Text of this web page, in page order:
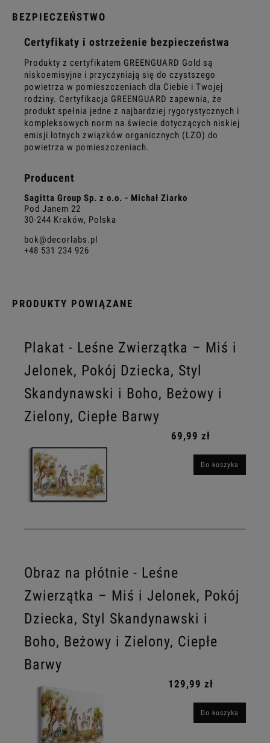
BEZPIECZEŃSTWO
Certyfikaty i ostrzeżenie bezpieczeństwa
Produkty z certyfikatem GREENGUARD Gold są
niskoemisyjne i przyczyniają się do czystszego
powietrza w pomieszczeniach dla Ciebie i Twojej
rodziny. Certyfikacja GREENGUARD zapewnia, że ​​
produkt spełnia jedne z najbardziej rygorystycznych i
kompleksowych norm na świecie dotyczących niskiej
emisji lotnych związków organicznych (LZO) do
powietrza w pomieszczeniach.
Producent
Sagitta Group Sp. z o.o. - Michał Ziarko
Pod Janem 22
30-244 Kraków, Polska
bok@decorlabs.pl
+48 531 234 926
PRODUKTY POWIĄZANE
Plakat - Leśne Zwierzątka – Miś i
Jelonek, Pokój Dziecka, Styl
Skandynawski i Boho, Beżowy i
Zielony, Ciepłe Barwy
69,99 zł
Do koszyka
Obraz na płótnie - Leśne
Zwierzątka – Miś i Jelonek, Pokój
Dziecka, Styl Skandynawski i
Boho, Beżowy i Zielony, Ciepłe
Barwy
129,99 zł
Do koszyka